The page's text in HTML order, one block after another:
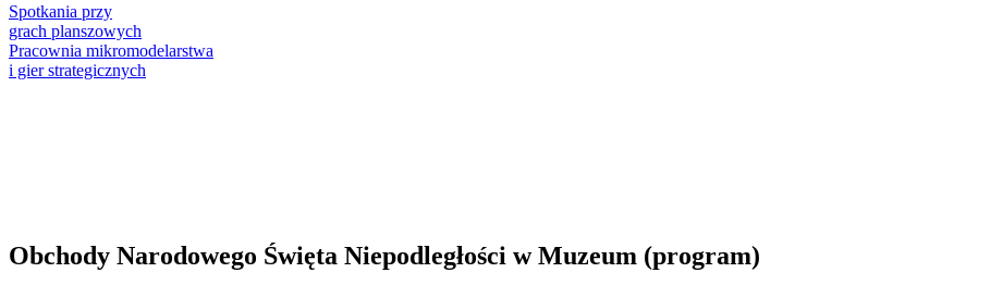
Spotkania przy
grach planszowych
Pracownia mikromodelarstwa
i gier strategicznych
Obchody Narodowego Święta Niepodległości w Muzeum (program)